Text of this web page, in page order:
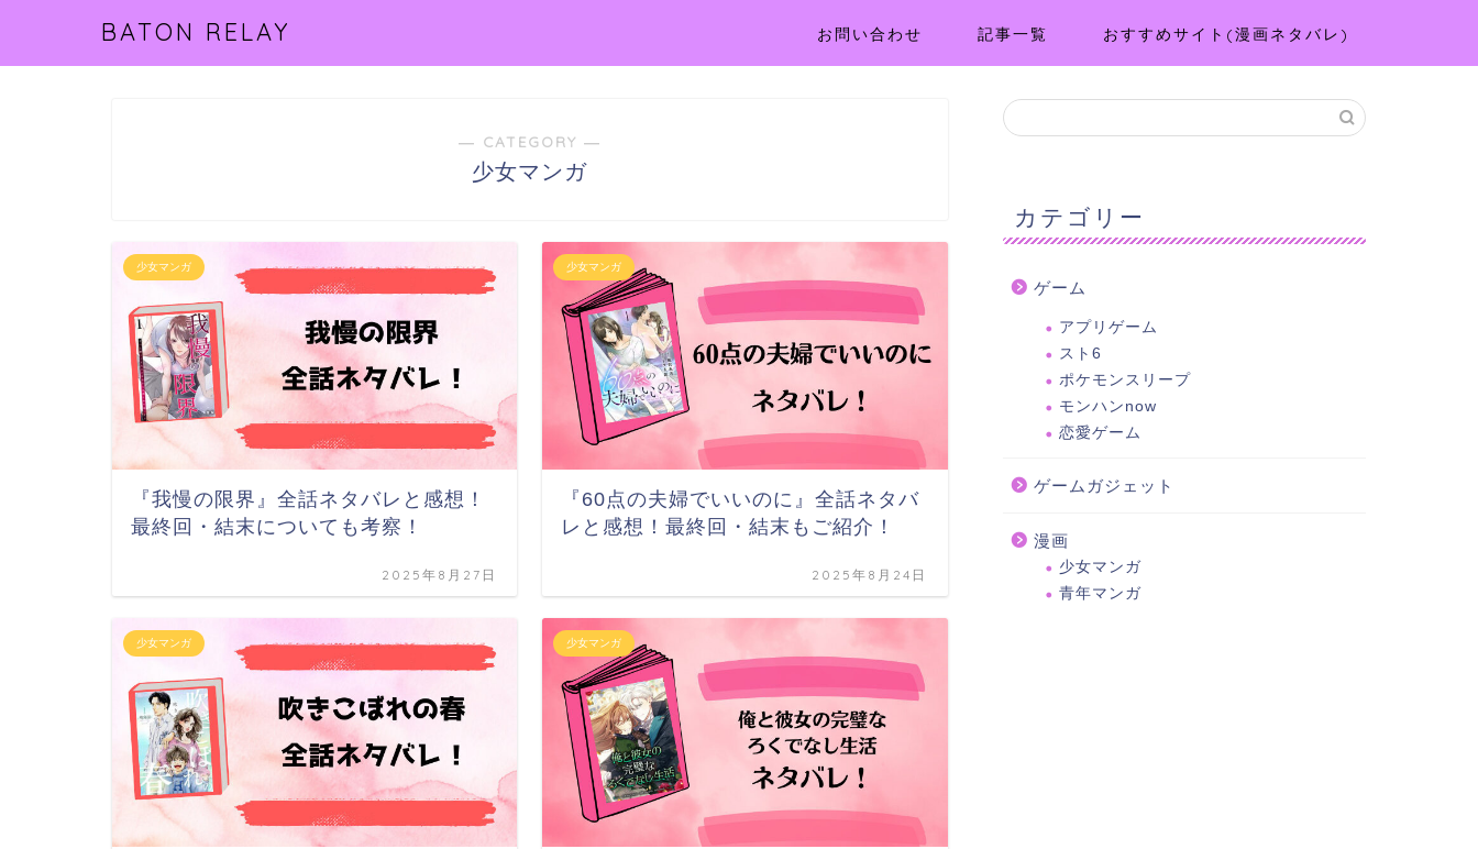
BATON RELAY お問い合わせ 記事一覧 おすすめサイト(漫画ネタバレ)
― CATEGORY ―
少女マンガ
少女マンガ
『我慢の限界』全話ネタバレと感想！
最終回・結末についても考察！
2025年8月27日
少女マンガ
『60点の夫婦でいいのに』全話ネタバ
レと感想！最終回・結末もご紹介！
2025年8月24日
少女マンガ 少女マンガ
カテゴリー
ゲーム
アプリゲーム
スト6
ポケモンスリープ
モンハンnow
恋愛ゲーム
ゲームガジェット
漫画
少女マンガ
青年マンガ